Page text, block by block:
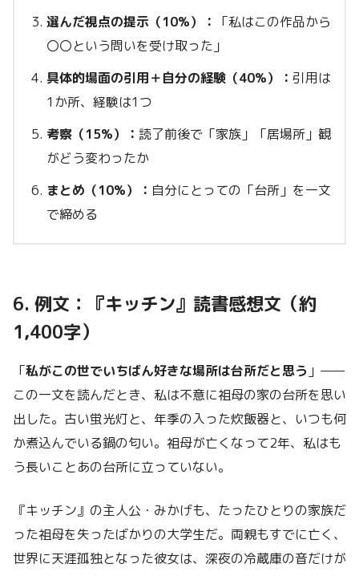
選んだ視点の提示（10%）：
「私はこの作品から
〇〇という問いを受け取った」
具体的場面の引用＋自分の経験（40%）： 引用は
1か所、経験は1つ
考察（15%）： 読了前後で「家族」「居場所」観
がどう変わったか
まとめ（10%）： 自分にとっての「台所」を一文
で締める
6. 例文：『キッチン』読書感想文（約
1,400字）
「私がこの世でいちばん好きな場所は台所だと思う 」——
この一文を読んだとき、私は不意に祖母の家の台所を思い
出した。古い蛍光灯と、年季の入った炊飯器と、いつも何
か煮込んでいる鍋の匂い。祖母が亡くなって2年、私はも
う長いことあの台所に立っていない。
『キッチン』の主人公・みかげも、たったひとりの家族だ
った祖母を失ったばかりの大学生だ。両親もすでに亡く、
世界に天涯孤独となった彼女は、深夜の冷蔵庫の音だけが